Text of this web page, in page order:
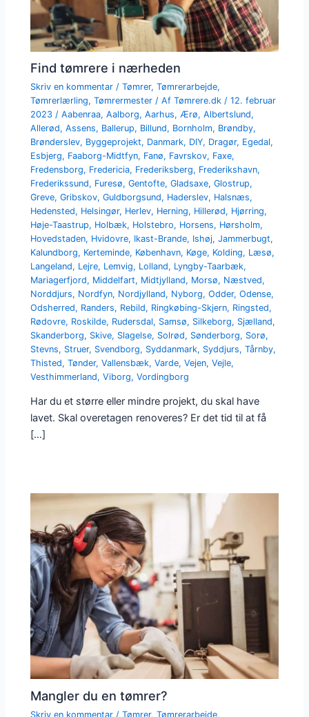
Find tømrere i nærheden
Skriv en kommentar /Tømrer,Tømrerarbejde,
Tømrerlærling,Tømrermester / AfTømrere.dk/12. februar
2023/Aabenraa,Aalborg,Aarhus,Ærø,Albertslund,
Allerød,Assens, Ballerup, Billund, Bornholm, Brøndby,
Brønderslev, Byggeprojekt, Danmark, DIY, Dragør, Egedal,
Esbjerg, Faaborg-Midtfyn, Fanø, Favrskov, Faxe,
Fredensborg, Fredericia, Frederiksberg, Frederikshavn,
Frederikssund, Furesø,Gentofte,Gladsaxe,Glostrup,
Greve,Gribskov,Guldborgsund, Haderslev, Halsnæs,
Hedensted, Helsingør, Herlev, Herning, Hillerød, Hjørring,
Høje-Taastrup, Holbæk, Holstebro, Horsens, Hørsholm,
Hovedstaden, Hvidovre, Ikast-Brande, Ishøj,Jammerbugt,
Kalundborg, Kerteminde, København, Køge, Kolding, Læsø,
Langeland, Lejre, Lemvig, Lolland, Lyngby-Taarbæk,
Mariagerfjord, Middelfart, Midtjylland, Morsø, Næstved,
Norddjurs, Nordfyn, Nordjylland, Nyborg,Odder,Odense,
Odsherred, Randers, Rebild, Ringkøbing-Skjern, Ringsted,
Rødovre, Roskilde, Rudersdal, Samsø, Silkeborg, Sjælland,
Skanderborg, Skive, Slagelse, Solrød, Sønderborg, Sorø,
Stevns, Struer, Svendborg, Syddanmark, Syddjurs,Tårnby,
Thisted,Tønder,Vallensbæk,Varde,Vejen,Vejle,
Vesthimmerland,Viborg,Vordingborg
Har du et større eller mindre projekt, du skal have
lavet. Skal overetagen renoveres? Er det tid til at få
[…]
Mangler du en tømrer?
Skriv en kommentar /Tømrer,Tømrerarbejde,